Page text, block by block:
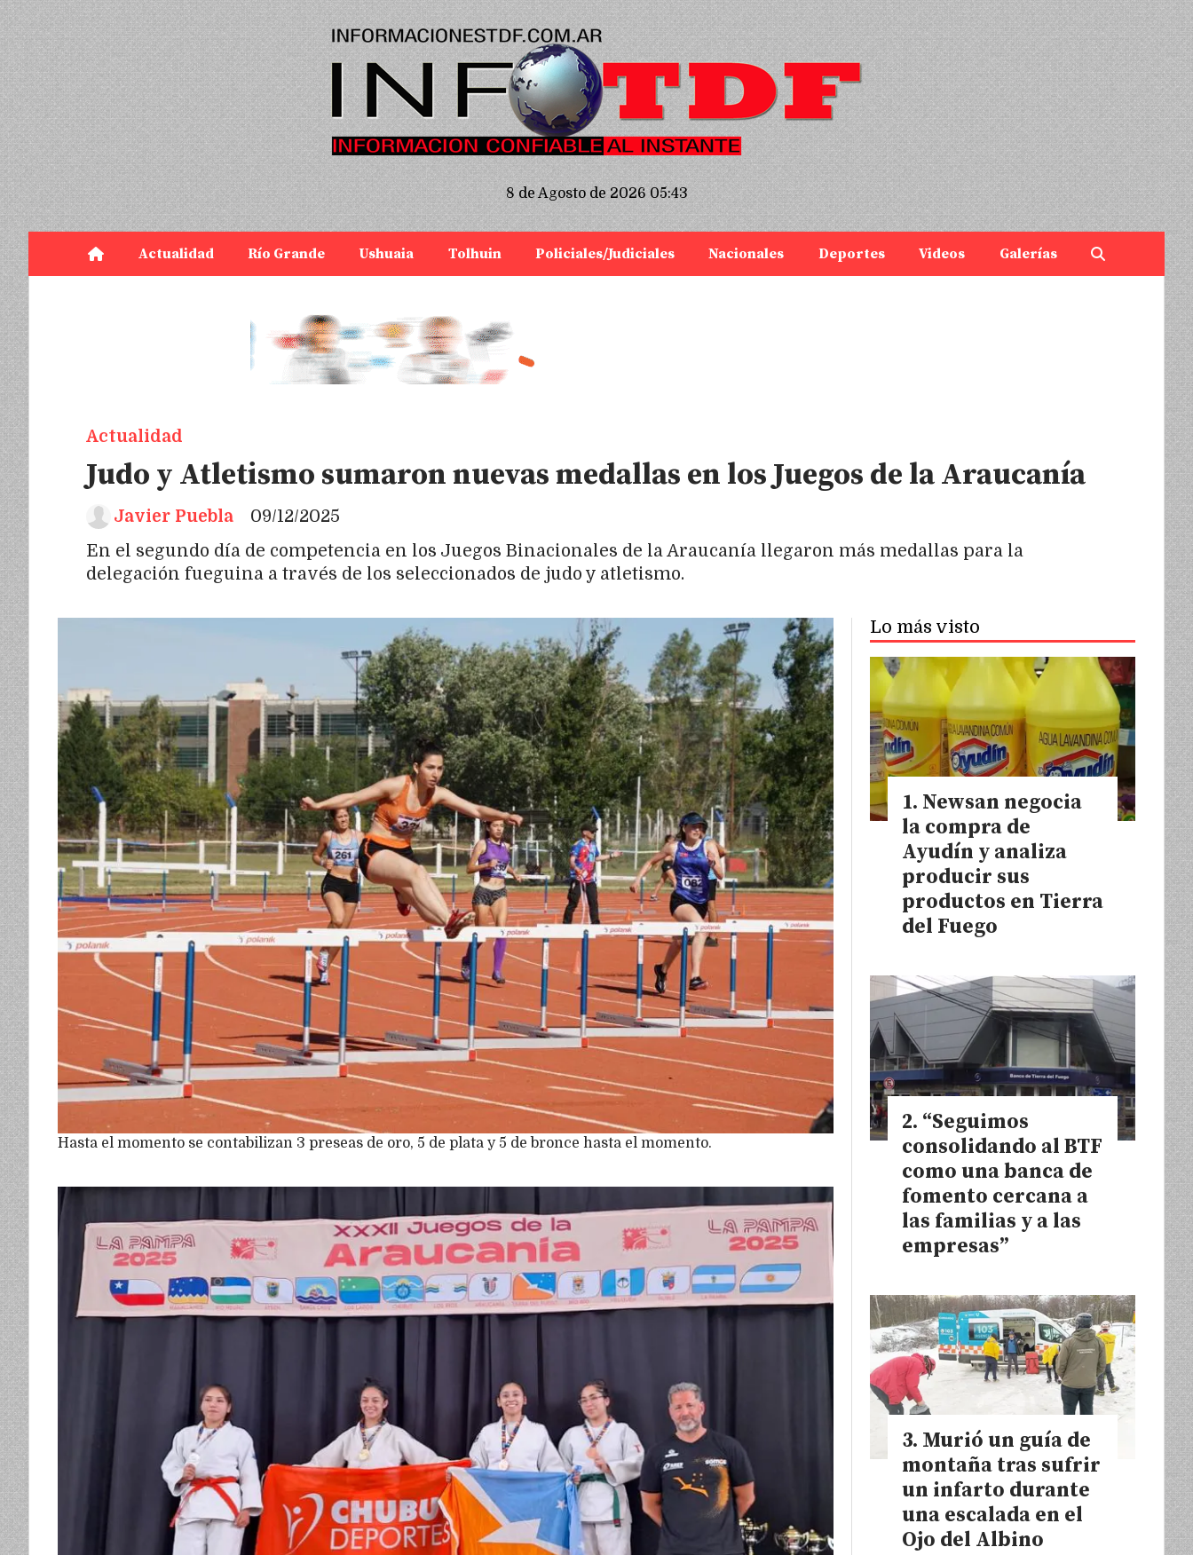
8 de Agosto de 2026 05:43
Actualidad Río Grande Ushuaia Tolhuin Policiales/Judiciales Nacionales Deportes Videos Galerías
Judo y Atletismo sumaron nuevas medallas en los Juegos de la Araucanía
En el segundo día de competencia en los Juegos Binacionales de la Araucanía llegaron más medallas para la
delegación fueguina a través de los seleccionados de judo y atletismo.
Actualidad
09/12/2025
Javier Puebla
Hasta el momento se contabilizan 3 preseas de oro, 5 de plata y 5 de bronce hasta el momento.
Lo más visto
Newsan negocia
la compra de
Ayudín y analiza
producir sus
productos en Tierra
del Fuego
“Seguimos
consolidando al BTF
como una banca de
fomento cercana a
las familias y a las
empresas”
Murió un guía de
montaña tras sufrir
un infarto durante
una escalada en el
Ojo del Albino